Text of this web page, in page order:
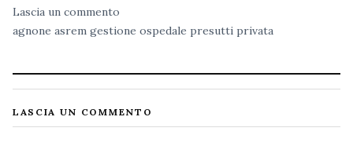
Lascia un commento
agnone asrem gestione ospedale presutti privata
LASCIA UN COMMENTO